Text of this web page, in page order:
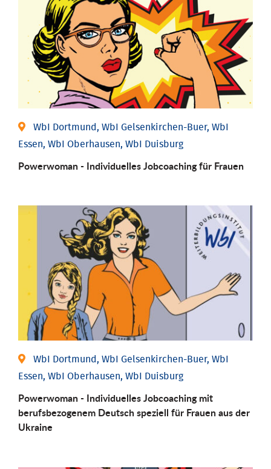
WbI Dortmund, WbI Gelsenkirchen-Buer, WbI
Essen, WbI Oberhausen, WbI Duisburg
Powerwoman - Individu­elles Job­coaching für Frauen
WbI Dortmund, WbI Gelsenkirchen-Buer, WbI
Essen, WbI Oberhausen, WbI Duisburg
Powerwoman - Individuelles Jobcoaching mit
berufsbezogenem Deutsch speziell für Frauen aus der
Ukraine